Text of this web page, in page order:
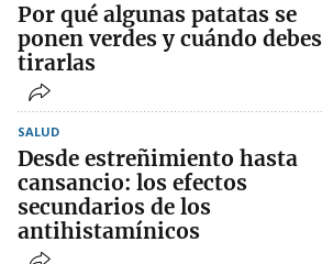
Por qué algunas patatas se
ponen verdes y cuándo debes
tirarlas
SALUD
Desde estreñimiento hasta
cansancio: los efectos
secundarios de los
antihistamínicos